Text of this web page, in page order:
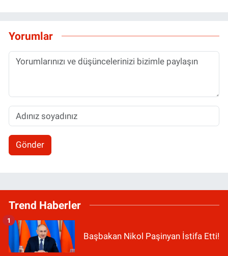
Yorumlar
Gönder
Trend Haberler
Başbakan Nikol Paşinyan İstifa Etti!
1